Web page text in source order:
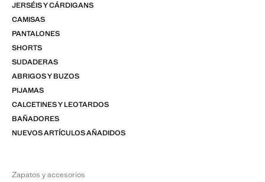
JERSÉIS Y CÁRDIGANS
CAMISAS
PANTALONES
SHORTS
SUDADERAS
ABRIGOS Y BUZOS
PIJAMAS
CALCETINES Y LEOTARDOS
BAÑADORES
NUEVOS ARTÍCULOS AÑADIDOS
Zapatos y accesorios